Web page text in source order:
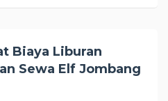
Biaya Liburan
Sewa Elf Jombang